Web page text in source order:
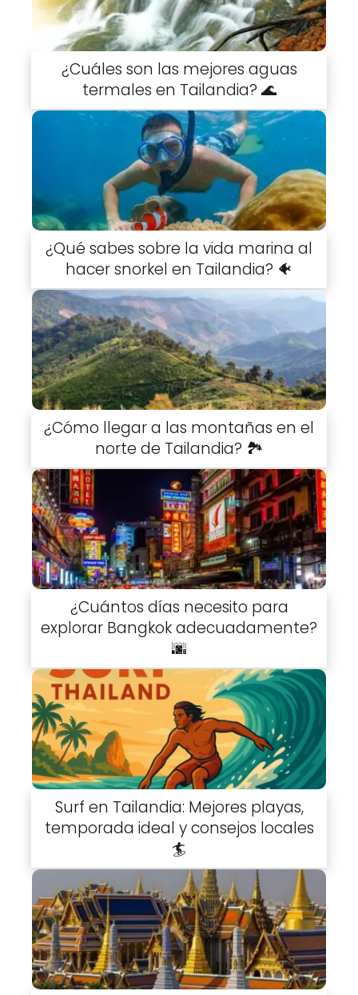
¿Cuáles son las mejores aguas
termales en Tailandia? 🌊
¿Qué sabes sobre la vida marina al
hacer snorkel en Tailandia? 🐠
¿Cómo llegar a las montañas en el
norte de Tailandia? 🏞️
¿Cuántos días necesito para
explorar Bangkok adecuadamente?
🌆
Surf en Tailandia: Mejores playas,
temporada ideal y consejos locales
🏄